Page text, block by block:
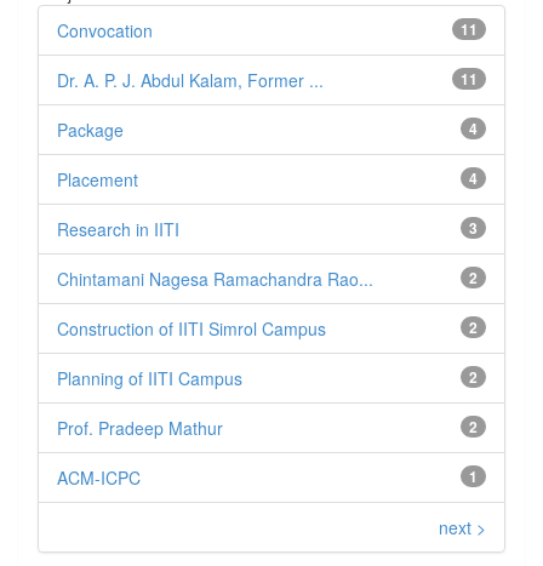
11
Convocation
11
Dr. A. P. J. Abdul Kalam, Former ...
4
Package
4
Placement
3
Research in IITI
2
Chintamani Nagesa Ramachandra Rao...
2
Construction of IITI Simrol Campus
2
Planning of IITI Campus
2
Prof. Pradeep Mathur
1
ACM-ICPC
next >